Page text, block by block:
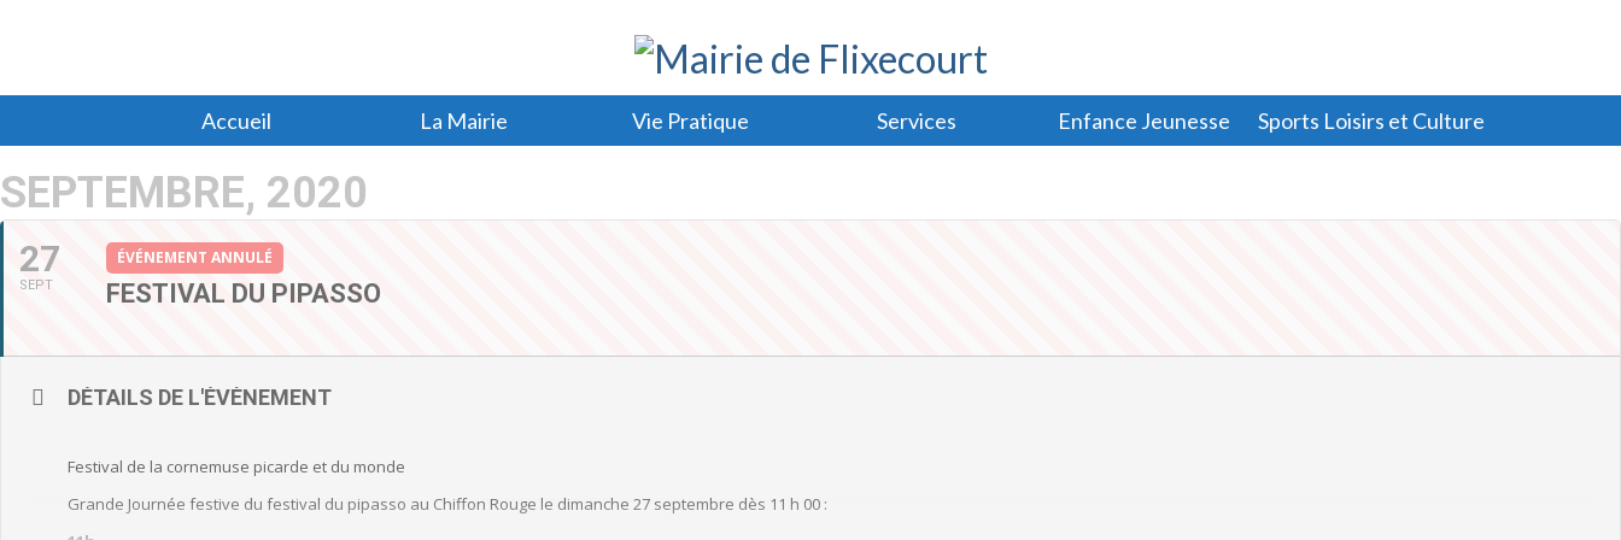
Accueil La Mairie Vie Pratique Services Enfance Jeunesse Sports Loisirs et Culture
SEPTEMBRE, 2020
27
SEPT
ÉVÉNEMENT ANNULÉ
FESTIVAL DU PIPASSO
DÉTAILS DE L'ÉVÈNEMENT
Festival de la cornemuse picarde et du monde
Grande Journée festive du festival du pipasso au Chiffon Rouge le dimanche 27 septembre dès 11 h 00 :